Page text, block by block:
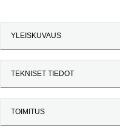
YLEISKUVAUS
TEKNISET TIEDOT
TOIMITUS